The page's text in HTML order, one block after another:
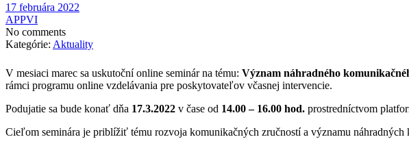
17 februára 2022
APPVI
No comments
Kategórie: Aktuality
V mesiaci marec sa uskutoční online seminár na tému: Význam náhradného
rámci programu online vzdelávania pre poskytovateľov včasnej intervencie.
Podujatie sa bude konať dňa 17.3.2022 v čase od 14.00 – 16.00 hod. prostredníctvom
Cieľom seminára je priblížiť tému rozvoja komunikačných zručností a významu